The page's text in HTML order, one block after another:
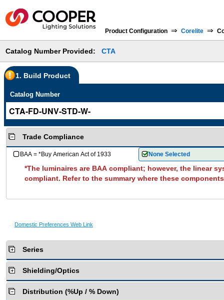
Product Configuration ⇒ Corelite ⇒
Catalog Number Provided: CTA